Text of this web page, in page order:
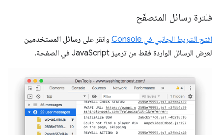
فلترة رسائل المتصفّح
افتح الشريط الجانبي في Console وانقر على رسائل المستخدمين
لعرض الرسائل الواردة فقط من ترميز JavaScript في الصفحة.